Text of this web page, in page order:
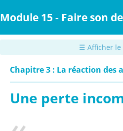
au
principal
Module 15 - Faire son
☰ Afficher le
Chapitre 3 : La réaction des
Une perte